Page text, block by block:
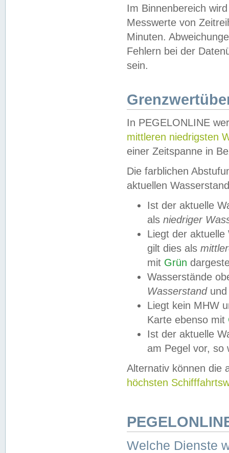
Im Binnenbereich
Messwerte von
Minuten.
Fehlern bei der
sein.
In PEGELONLINE
mittleren niedrigsten
einer Zeitspanne in
Die farblichen
aktuellen
Ist der aktuelle
als niedriger
Liegt der
gilt dies als
mit Grün
Wasserstände
Wasserstandund
Liegt kein MHW
Karte ebenso mit
Ist der aktuelle
am Pegel vor,
Alternativ können die
höchsten
Welche Dienste